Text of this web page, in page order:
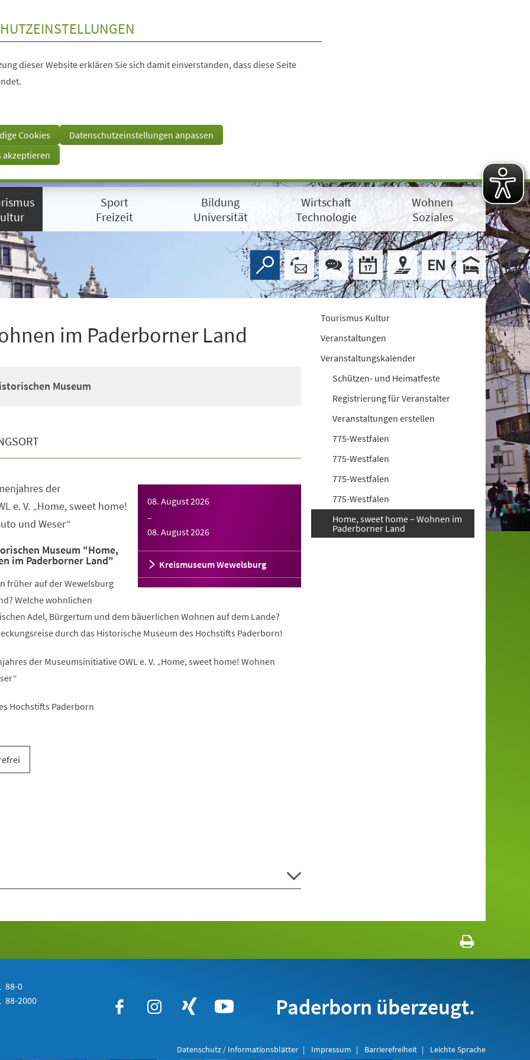
dieser Website erklären Sie sich damit einverstanden, dass diese Seite
Cookies
Datenschutzeinstellungen anpassen
akzeptieren
Sport
Freizeit
Bildung
Universität
Wirtschaft
Technologie
Wohnen
Soziales
im Paderborner Land
Museum
08. August 2026
–
08. August 2026
Kreismuseum Wewelsburg
der
e. V. „Home, sweet home!
und Weser“
Museum "Home,
im Paderborner Land"
früher auf der Wewelsburg
Welche wohnlichen
Adel, Bürgertum und dem bäuerlichen Wohnen auf dem Lande?
durch das Historische Museum des Hochstifts Paderborn!
der Museumsinitiative OWL e. V. „Home, sweet home! Wohnen
Hochstifts Paderborn
Tourismus Kultur
Veranstaltungen
Veranstaltungskalender
Schützen- und Heimatfeste
Registrierung für Veranstalter
Veranstaltungen erstellen
775-Westfalen
775-Westfalen
775-Westfalen
775-Westfalen
Home, sweet home – Wohnen im
Paderborner Land
88-0
88-2000 Paderborn überzeugt.
Datenschutz / Informationsblätter Impressum Barrierefreiheit Leichte Sprache